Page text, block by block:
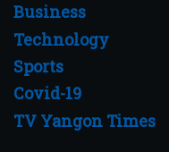
Business
Technology
Sports
Covid-19
TV Yangon Times